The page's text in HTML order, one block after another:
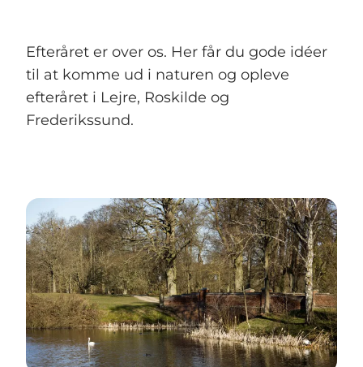
Efteråret er over os. Her får du gode idéer
til at komme ud i naturen og opleve
efteråret i Lejre, Roskilde og
Frederikssund.